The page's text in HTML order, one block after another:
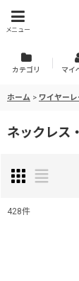
メニュー
カテゴリ マイ
ホーム > ワイヤー
ネックレス
428件